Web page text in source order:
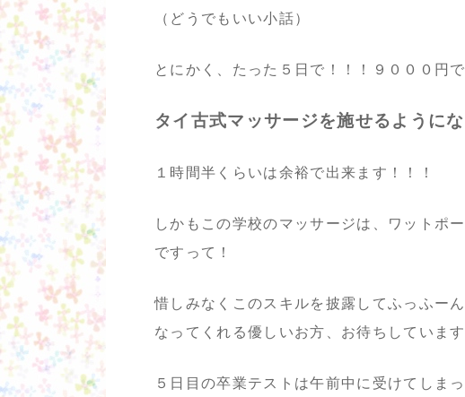
（どうでもいい小話）
とにかく、たった５日で！！！９０００円で
タイ古式マッサージを施せるように
１時間半くらいは余裕で出来ます！！！
しかもこの学校のマッサージは、ワットポ
ですって！
惜しみなくこのスキルを披露してふっふー
なってくれる優しいお方、お待ちしていま
５日目の卒業テストは午前中に受けてしま